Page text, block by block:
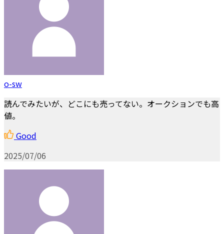
o-sw
読んでみたいが、どこにも売ってない。オークションでも高
値。
Good
2025/07/06